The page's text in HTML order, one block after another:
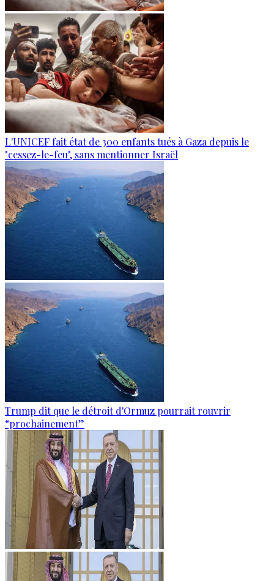
L'UNICEF fait état de 300 enfants tués à Gaza depuis le
"cessez-le-feu", sans mentionner Israël
Trump dit que le détroit d'Ormuz pourrait rouvrir
“prochainement”